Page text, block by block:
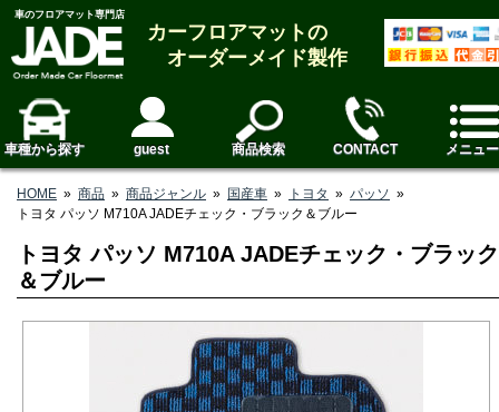
車のフロアマット専門店
カーフロアマットの
オーダーメイド製作
車種から探す guest 商品検索 CONTACT メニュー
HOME » 商品 » 商品ジャンル » 国産車 » トヨタ » パッソ »
トヨタ パッソ M710A JADEチェック・ブラック＆ブルー
トヨタ パッソ M710A JADEチェック・ブラック
＆ブルー